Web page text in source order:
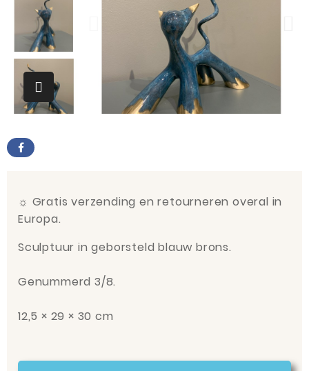
☼ Gratis verzending en retourneren overal in
Europa.
Sculptuur in geborsteld blauw brons.
Genummerd 3/8.
12,5 × 29 × 30 cm